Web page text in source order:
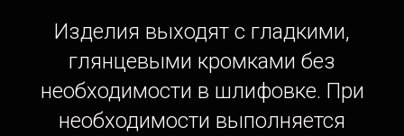
Изделия выходят с гладкими,
глянцевыми кромками без
необходимости в шлифовке. При
необходимости выполняется